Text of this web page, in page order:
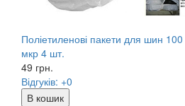
Поліетиленові пакети для шин
мкр 4 шт.
49 грн.
Відгуків: +0
В кошик